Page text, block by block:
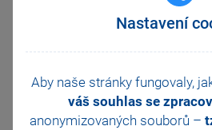
Nastavení
Aby naše stránky fungovaly,
váš souhlas se
anonymizovaných souborů –
–